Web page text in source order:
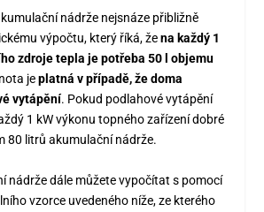
nádrže nejsnáze přibližně
výpočtu, který říká, žena každý 1
zdroje tepla je potřeba 50 l objemu
jeplatná v případě, že doma
vytápění. Pokud podlahové vytápění
1 kW výkonu topného zařízení dobré
80 litrů akumulační nádrže.
nádrže dále můžete vypočítat s pomocí
vzorce uvedeného níže, ze kterého